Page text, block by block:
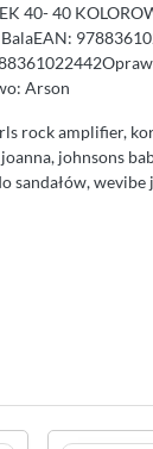
40- 40
Arson
rock amplifier,
johnsons
sandałów, wevibe